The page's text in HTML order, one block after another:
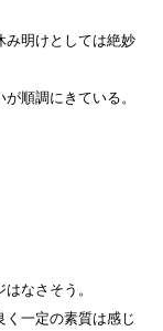
み明けとしては絶妙
順調にきている。
なさそう。
一定の素質は感じ